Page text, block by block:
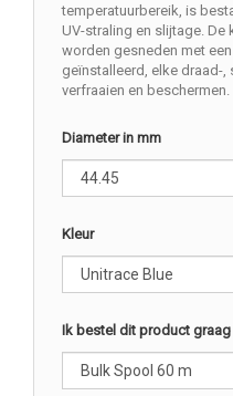
temperatuurbereik, is
UV-straling en slijtage.
worden gesneden met
geïnstalleerd, elke draad-
verfraaien en beschermen.
Diameter in mm
Kleur
Ik bestel dit product graag